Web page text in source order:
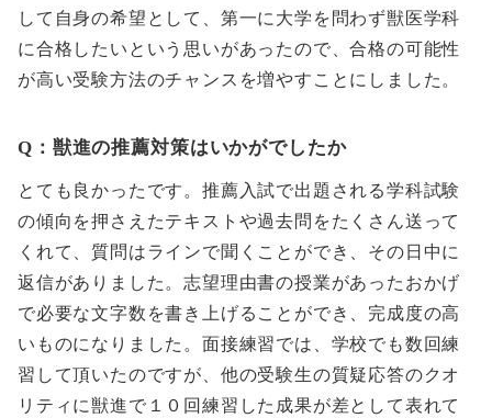
して自身の希望として、第一に大学を問わず獣医学科
に合格したいという思いがあったので、合格の可能性
が高い受験方法のチャンスを増やすことにしました。
Q：獣進の推薦対策はいかがでしたか
とても良かったです。推薦入試で出題される学科試験
の傾向を押さえたテキストや過去問をたくさん送って
くれて、質問はラインで聞くことができ、その日中に
返信がありました。志望理由書の授業があったおかげ
で必要な文字数を書き上げることができ、完成度の高
いものになりました。面接練習では、学校でも数回練
習して頂いたのですが、他の受験生の質疑応答のクオ
リティに獣進で１０回練習した成果が差として表れて